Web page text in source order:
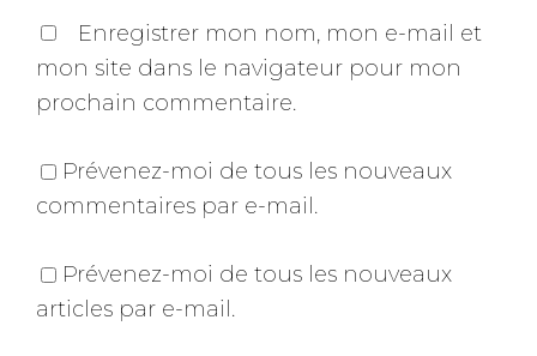
Enregistrer mon nom, mon e-mail et
mon site dans le navigateur pour mon
prochain commentaire.
Prévenez-moi de tous les nouveaux
commentaires par e-mail.
Prévenez-moi de tous les nouveaux
articles par e-mail.